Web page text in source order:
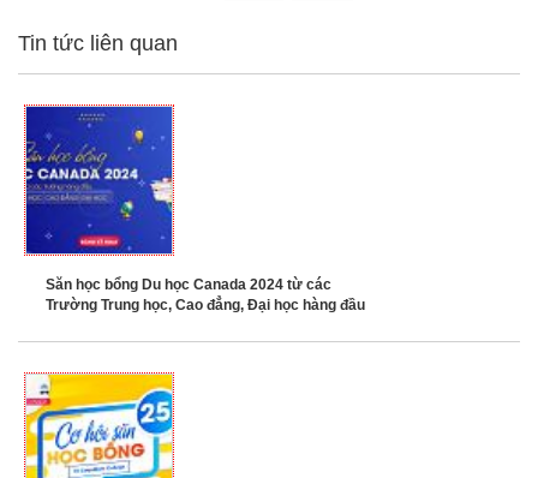
Tin tức liên quan
Săn học bổng Du học Canada 2024 từ các
Trường Trung học, Cao đẳng, Đại học hàng đầu